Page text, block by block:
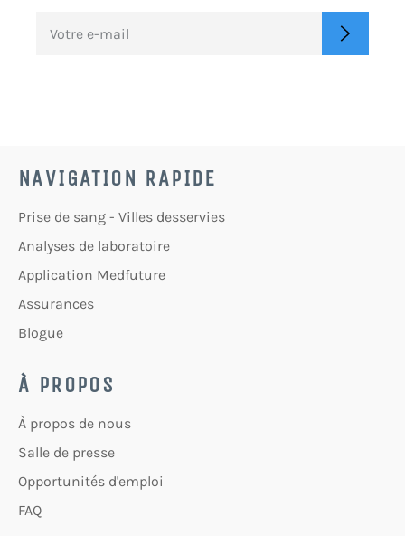
VOUS
NAVIGATION RAPIDE
Prise de sang - Villes desservies
Analyses de laboratoire
Application Medfuture
Assurances
Blogue
À PROPOS
À propos de nous
Salle de presse
Opportunités d'emploi
FAQ